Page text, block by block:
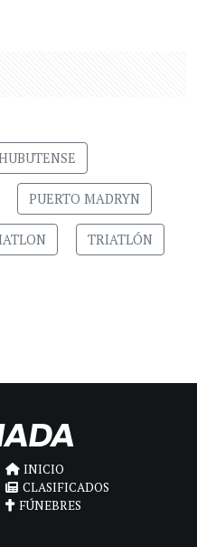
PUERTO MADRYN
TRIATLÓN
INICIO
CLASIFICADOS
FÚNEBRES